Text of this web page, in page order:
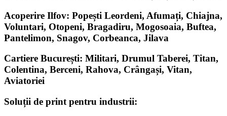
Acoperire Ilfov: Popești Leordeni, Afumați, Chiajna,
Voluntari, Otopeni, Bragadiru, Mogosoaia, Buftea,
Pantelimon, Snagov, Corbeanca, Jilava
Cartiere București: Militari, Drumul Taberei, Titan,
Colentina, Berceni, Rahova, Crângași, Vitan,
Aviatoriei
Soluții de print pentru industrii: